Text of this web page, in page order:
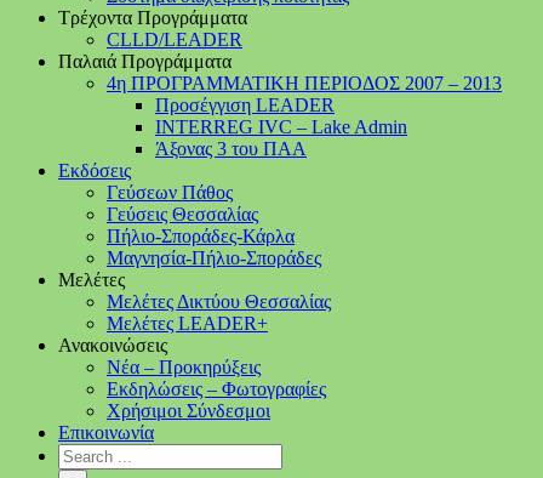
Τρέχοντα Προγράμματα
CLLD/LEADER
Παλαιά Προγράμματα
4η ΠΡΟΓΡΑΜΜΑΤΙΚΗ ΠΕΡΙΟΔΟΣ 2007 – 2013
Προσέγγιση LEADER
INTERREG IVC – Lake Admin
Άξονας 3 του ΠΑΑ
Εκδόσεις
Γεύσεων Πάθος
Γεύσεις Θεσσαλίας
Πήλιο-Σποράδες-Κάρλα
Μαγνησία-Πήλιο-Σποράδες
Μελέτες
Μελέτες Δικτύου Θεσσαλίας
Μελέτες LEADER+
Ανακοινώσεις
Νέα – Προκηρύξεις
Εκδηλώσεις – Φωτογραφίες
Χρήσιμοι Σύνδεσμοι
Επικοινωνία